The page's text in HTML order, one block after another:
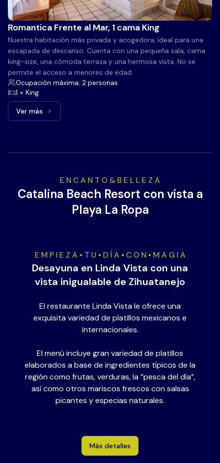
Romantica Frente al Mar, 1 cama King
Nuestra habitación más privada y acogedora, ideal para una
escapada de descanso. Cuenta con una pequeña sala, cama
king-size, una cómoda terraza y una hermosa vista. No se
permite el acceso a menores de edad.
Ocupación máxima: 2 personas
1 × King
Ver másVer más: Romantica Frente al Mar, 1 cama King
E N C A N T O & B E L L E Z A
Catalina Beach Resort con vista a
Playa La Ropa
E M P I E Z A • T U • D Í A • C O N • M A G I A
Desayuna en Linda Vista con una
vista inigualable de Zihuatanejo
El restaurante Linda Vista le ofrece una
exquisita variedad de platillos mexicanos e
internacionales.
El menú incluye gran variedad de platillos
elaborados a base de ingredientes típicos de la
región como frutas, verduras, la “pesca del día”,
así como otros mariscos frescos con salsas
picantes y especias naturales.
Más detalles